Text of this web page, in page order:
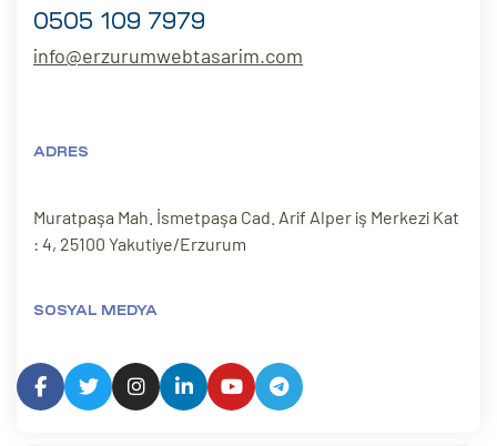
0505 109 7979
info@erzurumwebtasarim.com
ADRES
Muratpaşa Mah. İsmetpaşa Cad. Arif Alper iş Merkezi Kat
: 4, 25100 Yakutiye/Erzurum
SOSYAL MEDYA